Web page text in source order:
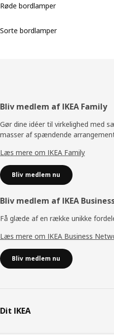
Røde bordlamper
Sorte bordlamper
Footer
Bliv medlem af IKEA Family
Gør dine idéer til virkelighed med
masser af spændende
Læs mere om IKEA Family
Bliv medlem nu
Bliv medlem af IKEA
Få glæde af en række unikke
Læs mere om IKEA Business
Bliv medlem nu
Dit IKEA